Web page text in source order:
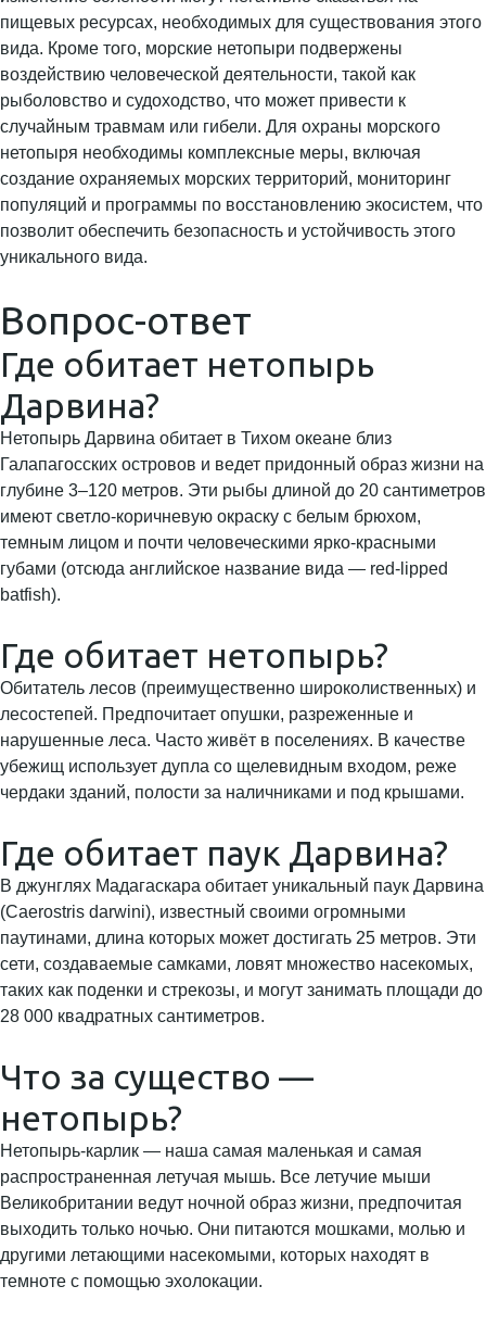
пищевых ресурсах, необходимых для существования этого
вида. Кроме того, морские нетопыри подвержены
воздействию человеческой деятельности, такой как
рыболовство и судоходство, что может привести к
случайным травмам или гибели. Для охраны морского
нетопыря необходимы комплексные меры, включая
создание охраняемых морских территорий, мониторинг
популяций и программы по восстановлению экосистем, что
позволит обеспечить безопасность и устойчивость этого
уникального вида.
Вопрос-ответ
Где обитает нетопырь
Дарвина?
Нетопырь Дарвина обитает в Тихом океане близ
Галапагосских островов и ведет придонный образ жизни на
глубине 3–120 метров. Эти рыбы длиной до 20 сантиметров
имеют светло-коричневую окраску с белым брюхом,
темным лицом и почти человеческими ярко-красными
губами (отсюда английское название вида — red-lipped
batfish).
Где обитает нетопырь?
Обитатель лесов (преимущественно широколиственных) и
лесостепей. Предпочитает опушки, разреженные и
нарушенные леса. Часто живёт в поселениях. В качестве
убежищ использует дупла со щелевидным входом, реже
чердаки зданий, полости за наличниками и под крышами.
Где обитает паук Дарвина?
В джунглях Мадагаскара обитает уникальный паук Дарвина
(Caerostris darwini), известный своими огромными
паутинами, длина которых может достигать 25 метров. Эти
сети, создаваемые самками, ловят множество насекомых,
таких как поденки и стрекозы, и могут занимать площади до
28 000 квадратных сантиметров.
Что за существо —
нетопырь?
Нетопырь-карлик — наша самая маленькая и самая
распространенная летучая мышь. Все летучие мыши
Великобритании ведут ночной образ жизни, предпочитая
выходить только ночью. Они питаются мошками, молью и
другими летающими насекомыми, которых находят в
темноте с помощью эхолокации.